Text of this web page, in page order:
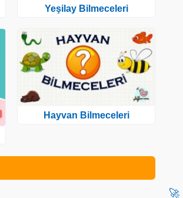
Yeşilay Bilmeceleri
Hayvan Bilmeceleri
🚀